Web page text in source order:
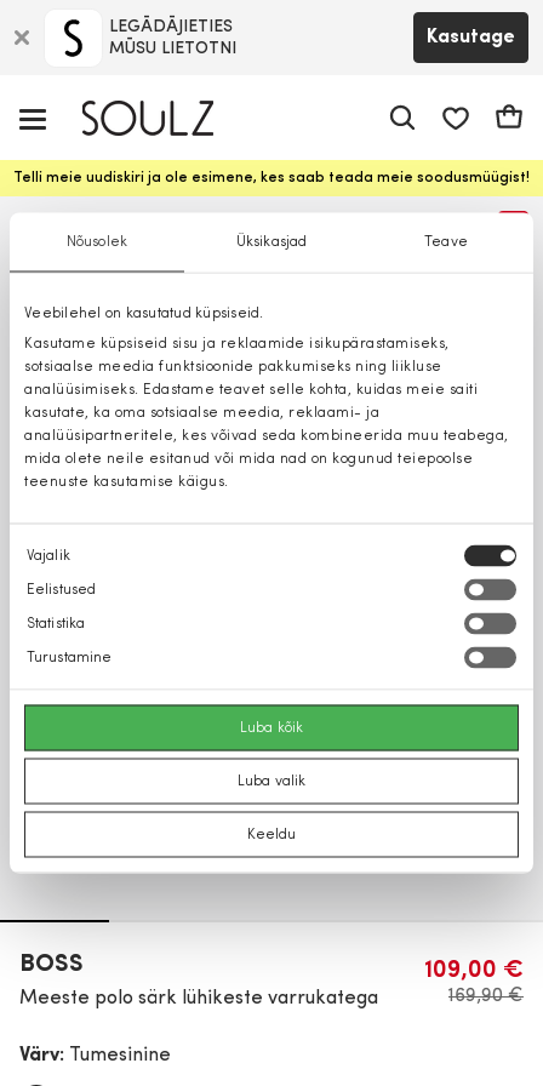
Nõusolek Üksikasjad Teave
Veebilehel on kasutatud küpsiseid.
Kasutame küpsiseid sisu ja reklaamide isikupärastamiseks,
sotsiaalse meedia funktsioonide pakkumiseks ning liikluse
analüüsimiseks. Edastame teavet selle kohta, kuidas meie saiti
kasutate, ka oma sotsiaalse meedia, reklaami- ja
analüüsipartneritele, kes võivad seda kombineerida muu teabega,
mida olete neile esitanud või mida nad on kogunud teiepoolse
teenuste kasutamise käigus.
Nõusoleku
valik
Vajalik
Eelistused
Statistika
Turustamine
Luba kõik
Luba valik
Keeldu
LEGĀDĀJIETIES
MŪSU LIETOTNI
Kasutage
Telli meie uudiskiri ja ole esimene, kes saab teada meie soodusmüügist!
BOSS
Meeste polo särk lühikeste varrukatega
109,00 €
169,90 €
Värv: Tumesinine